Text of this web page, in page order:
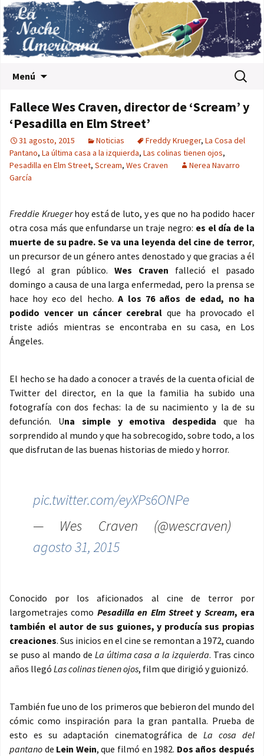
Menú Buscar:
Fallece Wes Craven, director de ‘Scream’ y
‘Pesadilla en Elm Street’
31 agosto, 2015 Noticias Freddy Krueger, La Cosa del
Pantano, La última casa a la izquierda, Las colinas tienen ojos,
Pesadilla en Elm Street, Scream, Wes Craven
Nerea Navarro
García
Freddie Kruegerhoy está de luto, y es que no ha podido hacer
otra cosa más que enfundarse un traje negro: es el día de la
muerte de su padre. Se va una leyenda del cine de terror,
un precursor de un género antes denostado y que gracias a él
llegó al gran público. Wes Craven falleció el pasado
domingo a causa de una larga enfermedad, pero la prensa se
hace hoy eco del hecho.A los 76 años de edad, no ha
podido vencer un cáncer cerebral que ha provocado el
triste adiós mientras se encontraba en su casa, en Los
Ángeles.
El hecho se ha dado a conocer a través de la cuenta oficial de
Twitter del director, en la que la familia ha subido una
fotografía con dos fechas: la de su nacimiento y la de su
defunción. Una simple y emotiva despedida que ha
sorprendido al mundo y que ha sobrecogido, sobre todo, a los
que disfrutan de las buenas historias de miedo y horror.
pic.twitter.com/eyXPs6ONPe
— Wes Craven (@wescraven)
agosto 31, 2015
Conocido por los aficionados al cine de terror por
largometrajes como Pesadilla en Elm Streety Scream, era
también el autor de sus guiones, y producía sus propias
creaciones. Sus inicios en el cine se remontan a 1972, cuando
se puso al mando de La última casa a la izquierda. Tras cinco
años llegó Las colinas tienen ojos, film que dirigió y guionizó.
También fue uno de los primeros que bebieron del mundo del
cómic como inspiración para la gran pantalla. Prueba de
esto es su adaptación cinematográfica de La cosa del
pantano de Lein Wein, que filmó en 1982. Dos años después